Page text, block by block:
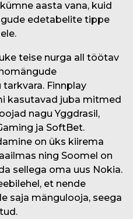
aasta vana, kuid
edetabelite tippe
teise nurga all töötav
Finnplay
kasutavad juba mitmed
nagu Yggdrasil,
ja SoftBet.
on üks kiirema
ning Soomel on
sellega oma uus Nokia.
et nende
saja mängulooja, seega